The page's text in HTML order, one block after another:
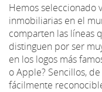
Hemos seleccionado
inmobiliarias en el
comparten las líneas
distinguen por ser
en los logos más
o Apple? Sencillos,
fácilmente